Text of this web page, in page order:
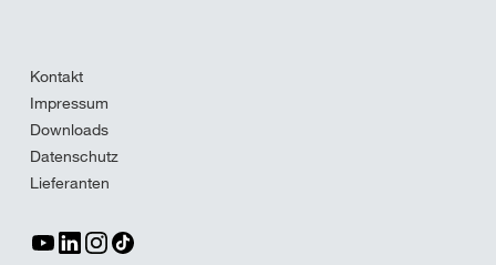
Kontakt
Impressum
Downloads
Datenschutz
Lieferanten